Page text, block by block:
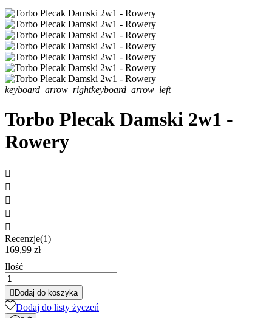
keyboard_arrow_rightkeyboard_arrow_left
Torbo Plecak Damski 2w1 -
Rowery





Recenzje(1)
169,99 zł
Ilość
 Dodaj do koszyka
Dodaj do listy życzeń